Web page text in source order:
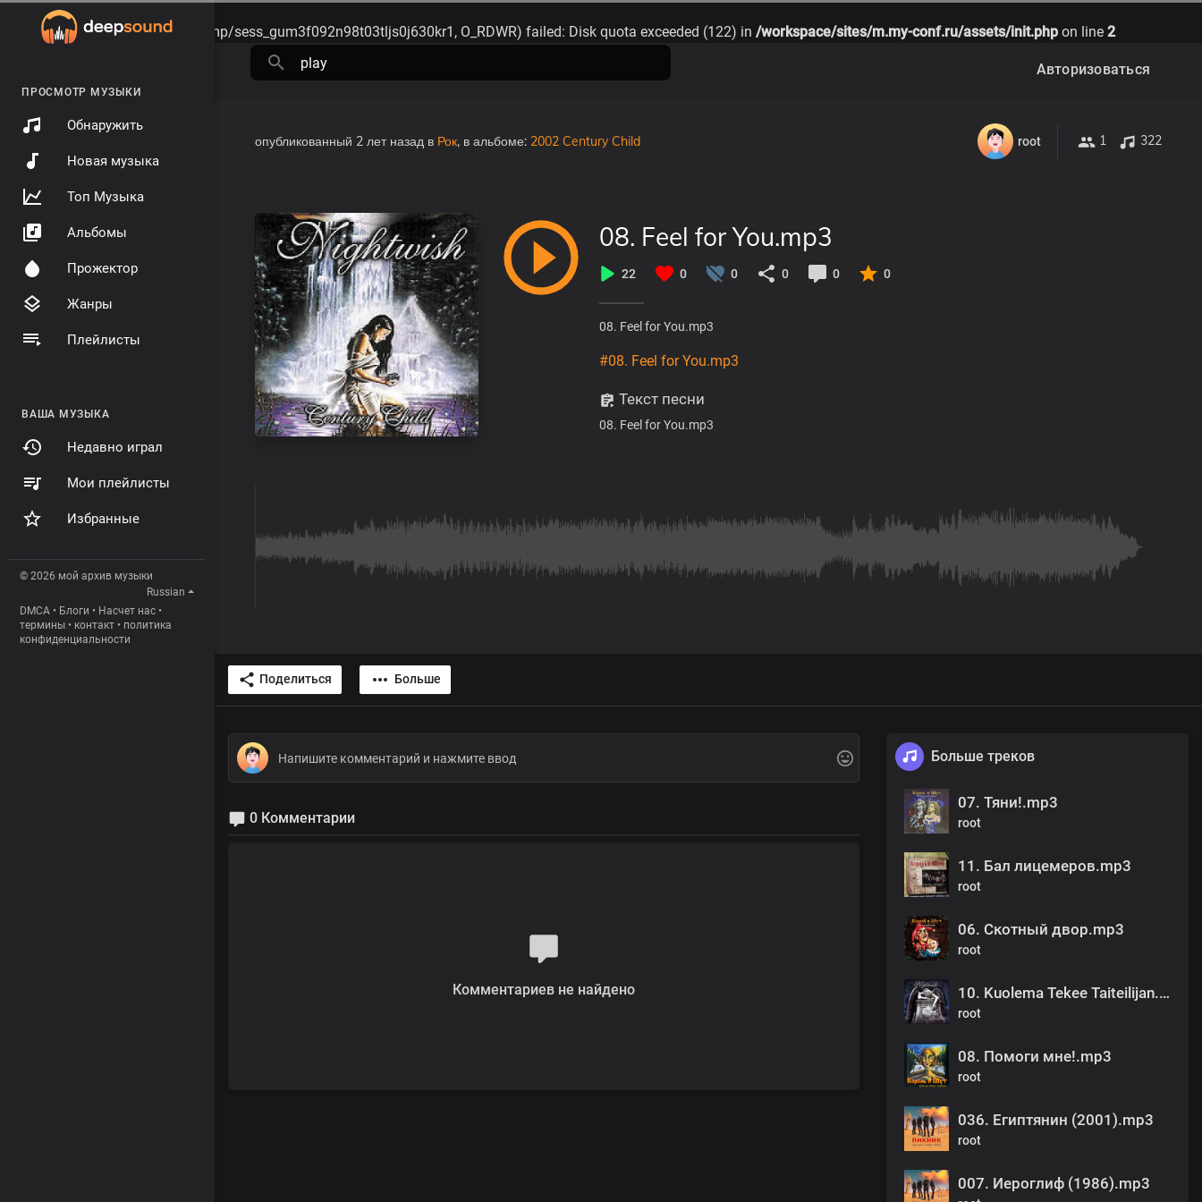
Warning: session_start(): open(/tmp/sess_gum3f092n98t03tljs0j630kr1, O_RDWR) failed: Disk quota exceeded (122) in /workspace/sites/m.my-conf.ru/assets/init.php on line 2
ПРОСМОТР МУЗЫКИ
Обнаружить
Новая музыка
Топ Музыка
Альбомы
Прожектор
Жанры
Плейлисты
ВАША МУЗЫКА
Недавно играл
Мои плейлисты
Избранные
© 2026 мой архив музыки
Russian
DMCA • Блоги • Насчет нас •
термины • контакт • политика
конфиденциальности
Авторизоваться
опубликованный 2 лет назад в Рок, в альбоме: 2002 Century Child root 1 322
08. Feel for You.mp3
22 0 0 0 0 0
08. Feel for You.mp3
#08. Feel for You.mp3
Текст песни
08. Feel for You.mp3
Поделиться Больше
0 Комментарии
Комментариев не найдено
Больше треков
07. Тяни!.mp3
root
11. Бал лицемеров.mp3
root
06. Скотный двор.mp3
root
10. Kuolema Tekee Taiteilijan.mp3
root
08. Помоги мне!.mp3
root
036. Египтянин (2001).mp3
root
007. Иероглиф (1986).mp3